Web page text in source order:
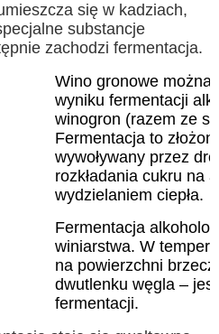
się w kadziach,
substancje
zachodzi fermentacja.
Wino gronowe można
wyniku fermentacji
winogron (razem ze
Fermentacja to
wywoływany przez
rozkładania cukru na
wydzielaniem ciepła.
Fermentacja
winiarstwa. W
na powierzchni
dwutlenku węgla –
fermentacji.